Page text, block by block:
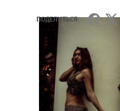
ПОДЕЛИТЬСЯ: